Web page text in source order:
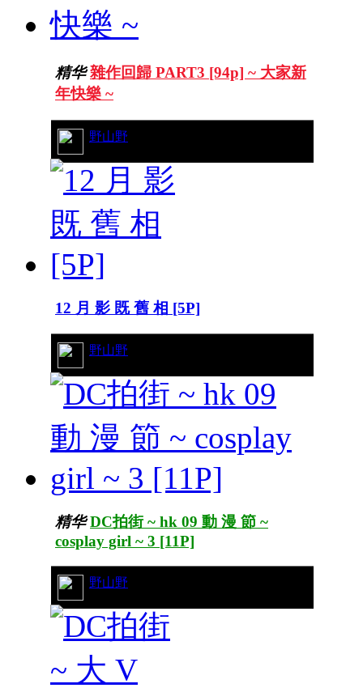
精华 雜作回歸 PART3 [94p] ~ 大家新
年快樂 ~
野山野
12 月 影 既 舊 相 [5P]
野山野
精华 DC拍街 ~ hk 09 動 漫 節 ~
cosplay girl ~ 3 [11P]
野山野